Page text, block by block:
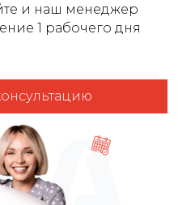
и наш менеджер
1 рабочего дня